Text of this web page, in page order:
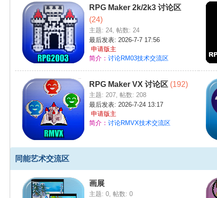
RPG Maker 2k/2k3 讨论区
(24)
主题: 24, 帖数: 24
最后发表: 2026-7-7 17:56
申请版主
简介： 讨论RM03技术交流区
RPG Maker VX 讨论区 (192)
主题: 207, 帖数: 208
最后发表: 2026-7-24 13:17
申请版主
简介： 讨论RMVX技术交流区
同能艺术交流区
画展
主题: 0, 帖数: 0